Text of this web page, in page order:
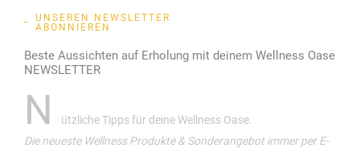
UNSEREN NEWSLETTER
ABONNIEREN
Beste Aussichten auf Erholung mit deinem Wellness Oase
NEWSLETTER
N
ützliche Tipps für deine Wellness Oase.
Die neueste Wellness Produkte & Sonderangebot immer per E-